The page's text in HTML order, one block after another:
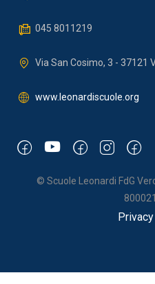
045 8011219
Via San Cosimo, 3 - 37121
www.leonardiscuole.org
© Scuole Leonardi FdG
Privacy